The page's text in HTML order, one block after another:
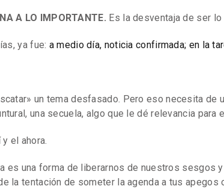
A LO IMPORTANTE. Es la desventaja de ser
ya fue: a medio día, noticia confirmada; en la
un tema desfasado. Pero eso necesita de
una secuela, algo que le dé relevancia para
el ahora.
es una forma de liberarnos de nuestros sesgos
la tentación de someter la agenda a tus apegos